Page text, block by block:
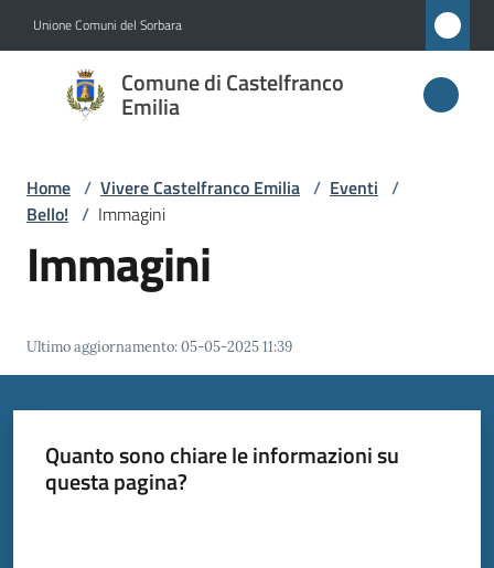
Unione Comuni del Sorbara
Comune di Castelfranco
Emilia
Comune di
Castelfranco
Servizi
Vivere
Castelfranco
Emilia
Menu selezionato
Home / Vivere Castelfranco Emilia / Eventi /
Bello! / Immagini
Immagini
Ultimo aggiornamento:05-05-2025 11:39
Quanto sono chiare le informazioni su
questa pagina?